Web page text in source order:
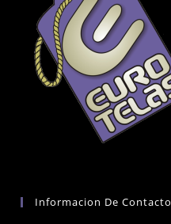
Informacion De Contacto